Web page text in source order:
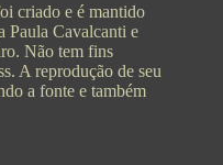
criado e é mantido
Paula Cavalcanti e
Não tem fins
A reprodução de seu
a fonte e também